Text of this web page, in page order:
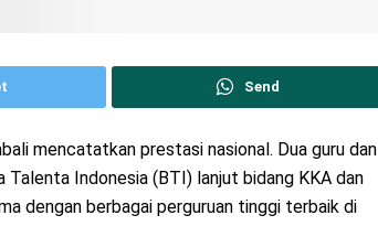
Send
mencatatkan prestasi nasional. Dua guru dan
Indonesia (BTI) lanjut bidang KKA dan
dengan berbagai perguruan tinggi terbaik di